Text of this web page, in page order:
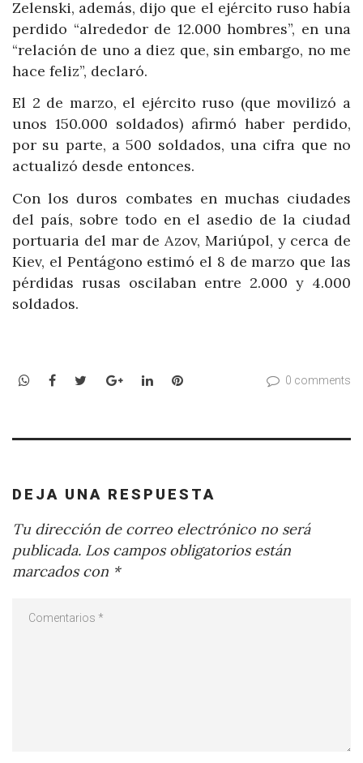
Zelenski, además, dijo que el ejército ruso había
perdido “alrededor de 12.000 hombres”, en una
“relación de uno a diez que, sin embargo, no me
hace feliz”, declaró.
El 2 de marzo, el ejército ruso (que movilizó a
unos 150.000 soldados) afirmó haber perdido,
por su parte, a 500 soldados, una cifra que no
actualizó desde entonces.
Con los duros combates en muchas ciudades
del país, sobre todo en el asedio de la ciudad
portuaria del mar de Azov, Mariúpol, y cerca de
Kiev, el Pentágono estimó el 8 de marzo que las
pérdidas rusas oscilaban entre 2.000 y 4.000
soldados.
WhatsApp
Facebook
TwitterGoogle+LinkedInPinterest 0 comments
DEJA UNA RESPUESTA
Tu dirección de correo electrónico no será
publicada. Los campos obligatorios están
marcados con *